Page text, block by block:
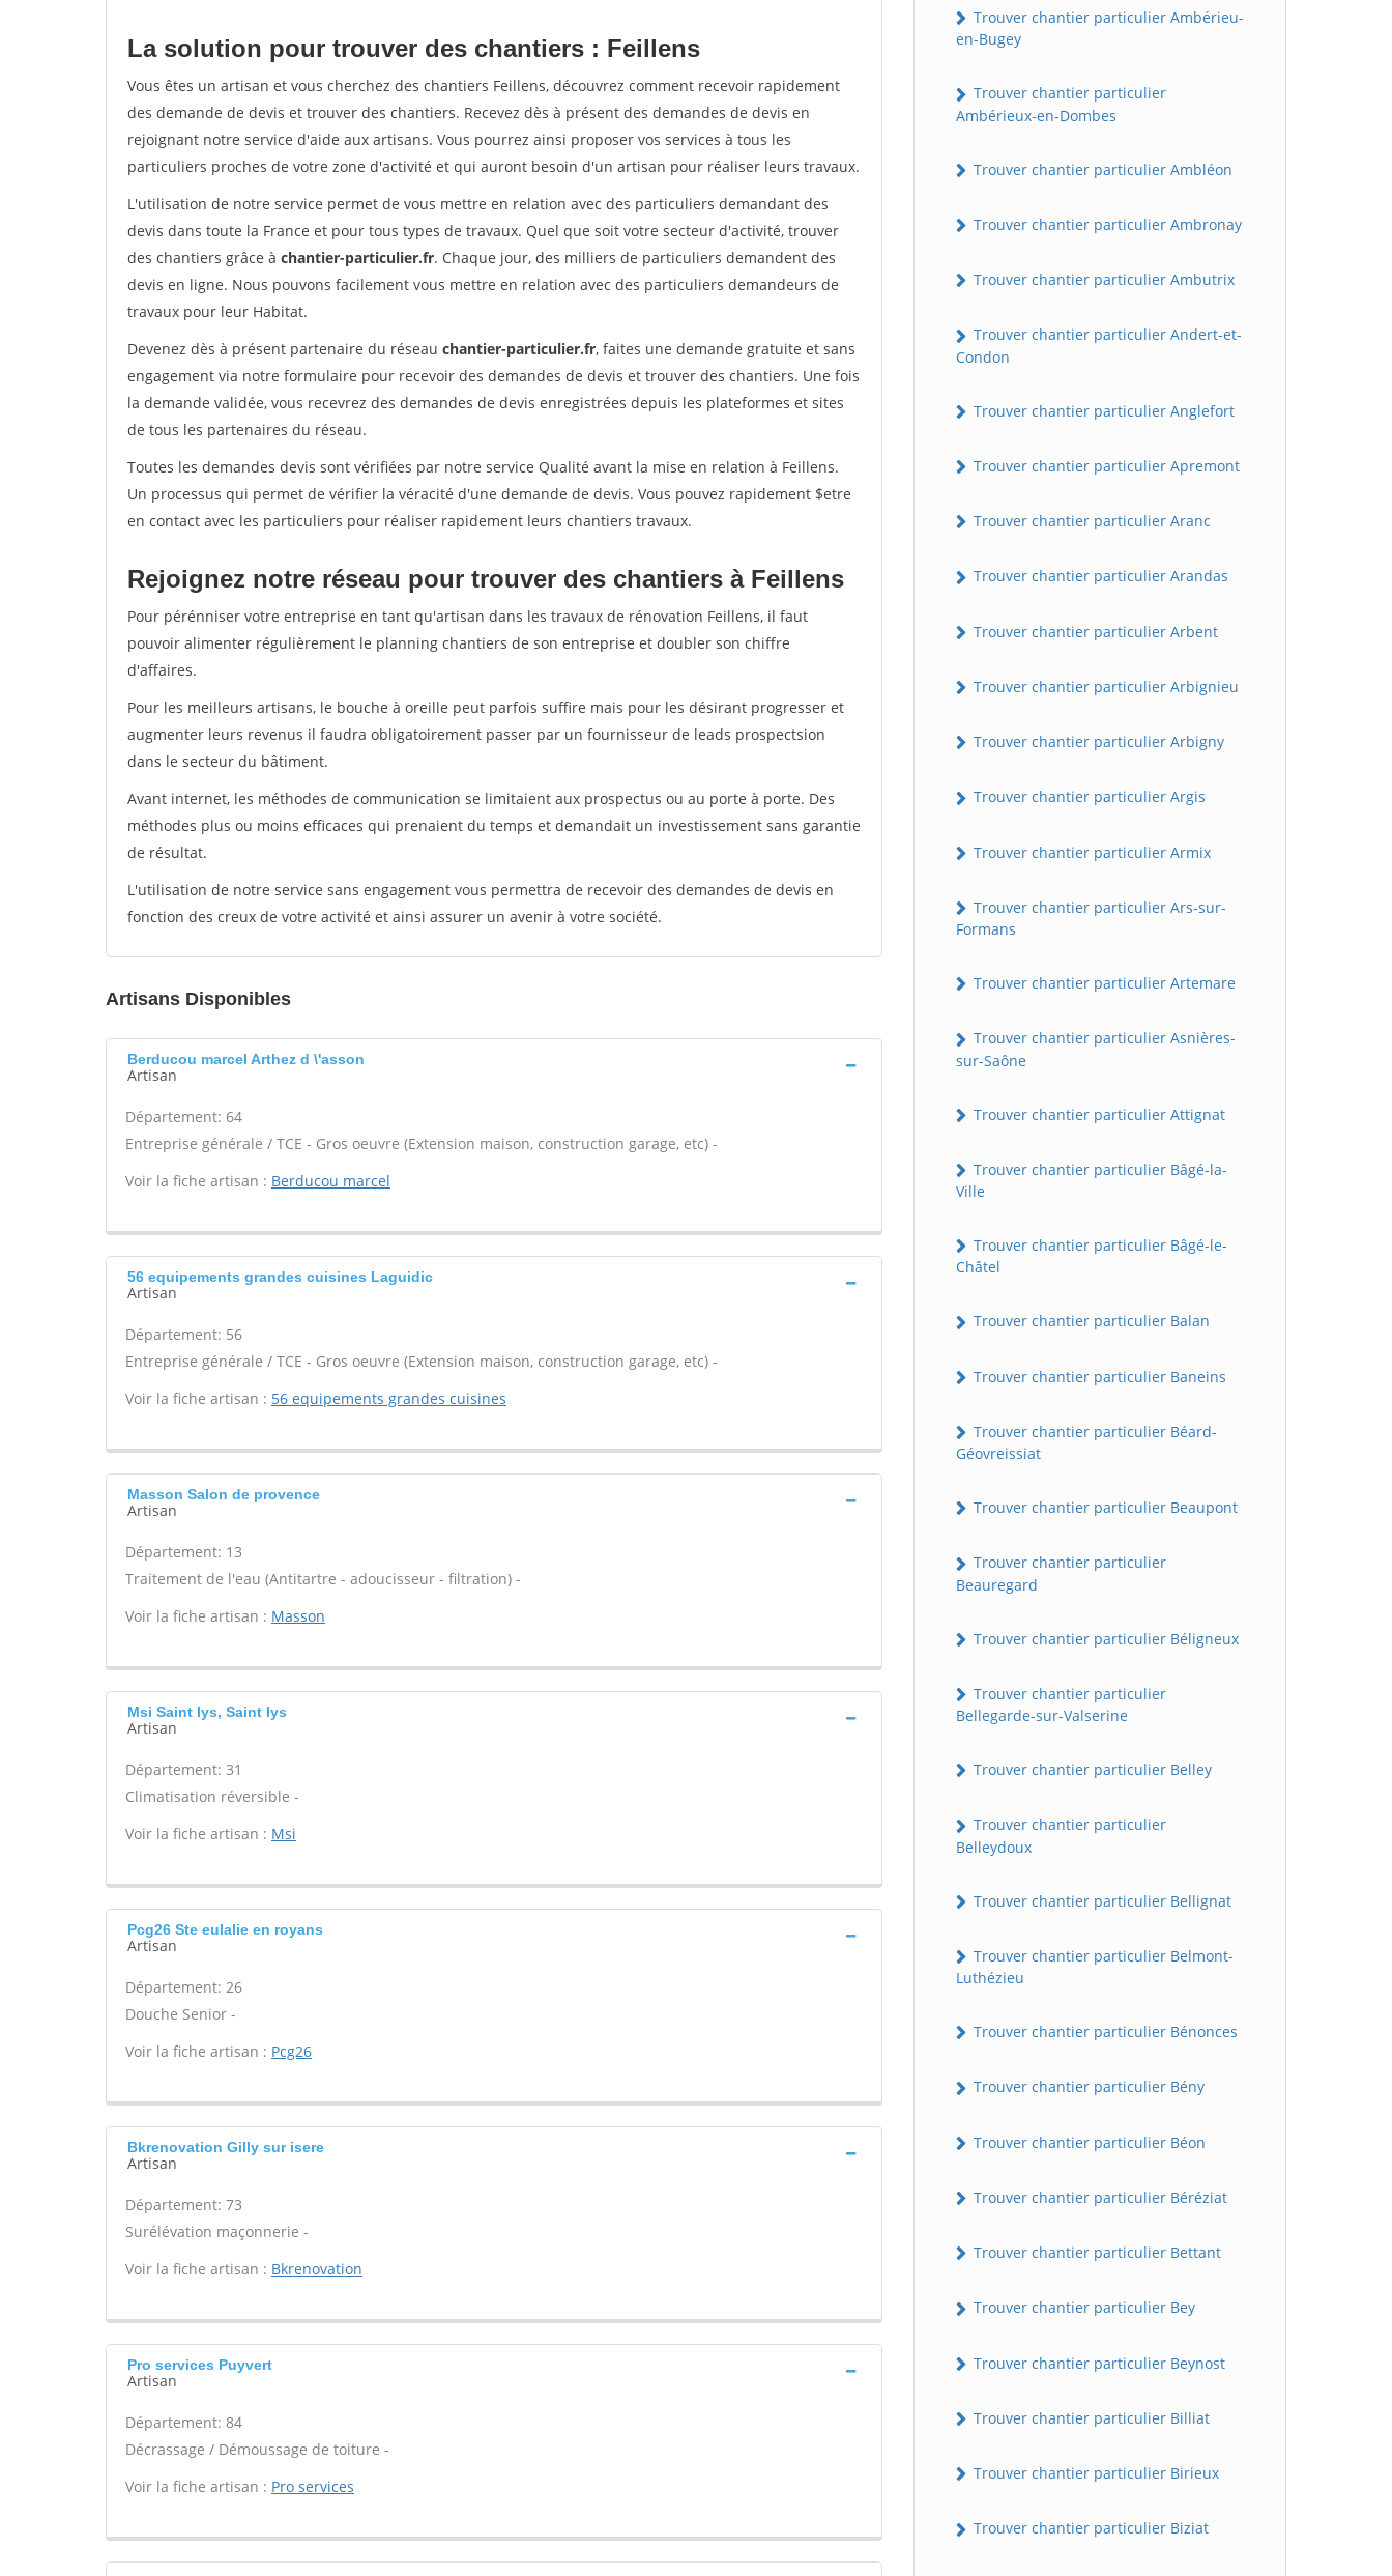
La solution pour trouver des chantiers : Feillens
Vous êtes un artisan et vous cherchez des chantiers Feillens, découvrez comment recevoir rapidement
des demande de devis et trouver des chantiers. Recevez dès à présent des demandes de devis en
rejoignant notre service d'aide aux artisans. Vous pourrez ainsi proposer vos services à tous les
particuliers proches de votre zone d'activité et qui auront besoin d'un artisan pour réaliser leurs travaux.
L'utilisation de notre service permet de vous mettre en relation avec des particuliers demandant des
devis dans toute la France et pour tous types de travaux. Quel que soit votre secteur d'activité, trouver
des chantiers grâce à chantier-particulier.fr. Chaque jour, des milliers de particuliers demandent des
devis en ligne. Nous pouvons facilement vous mettre en relation avec des particuliers demandeurs de
travaux pour leur Habitat.
Devenez dès à présent partenaire du réseau chantier-particulier.fr, faites une demande gratuite et sans
engagement via notre formulaire pour recevoir des demandes de devis et trouver des chantiers. Une fois
la demande validée, vous recevrez des demandes de devis enregistrées depuis les plateformes et sites
de tous les partenaires du réseau.
Toutes les demandes devis sont vérifiées par notre service Qualité avant la mise en relation à Feillens.
Un processus qui permet de vérifier la véracité d'une demande de devis. Vous pouvez rapidement $etre
en contact avec les particuliers pour réaliser rapidement leurs chantiers travaux.
Rejoignez notre réseau pour trouver des chantiers à Feillens
Pour pérénniser votre entreprise en tant qu'artisan dans les travaux de rénovation Feillens, il faut
pouvoir alimenter régulièrement le planning chantiers de son entreprise et doubler son chiffre
d'affaires.
Pour les meilleurs artisans, le bouche à oreille peut parfois suffire mais pour les désirant progresser et
augmenter leurs revenus il faudra obligatoirement passer par un fournisseur de leads prospectsion
dans le secteur du bâtiment.
Avant internet, les méthodes de communication se limitaient aux prospectus ou au porte à porte. Des
méthodes plus ou moins efficaces qui prenaient du temps et demandait un investissement sans garantie
de résultat.
L'utilisation de notre service sans engagement vous permettra de recevoir des demandes de devis en
fonction des creux de votre activité et ainsi assurer un avenir à votre société.
Artisans Disponibles
Berducou marcel Arthez d \'asson
Artisan
Département: 64
Entreprise générale / TCE - Gros oeuvre (Extension maison, construction garage, etc) -
Voir la fiche artisan : Berducou marcel
56 equipements grandes cuisines Laguidic
Artisan
Département: 56
Entreprise générale / TCE - Gros oeuvre (Extension maison, construction garage, etc) -
Voir la fiche artisan : 56 equipements grandes cuisines
Masson Salon de provence
Artisan
Département: 13
Traitement de l'eau (Antitartre - adoucisseur - filtration) -
Voir la fiche artisan : Masson
Msi Saint lys, Saint lys
Artisan
Département: 31
Climatisation réversible -
Voir la fiche artisan : Msi
Pcg26 Ste eulalie en royans
Artisan
Département: 26
Douche Senior -
Voir la fiche artisan : Pcg26
Bkrenovation Gilly sur isere
Artisan
Département: 73
Surélévation maçonnerie -
Voir la fiche artisan : Bkrenovation
Pro services Puyvert
Artisan
Département: 84
Décrassage / Démoussage de toiture -
Voir la fiche artisan : Pro services
Trouver chantier particulier Ambérieu-
en-Bugey
Trouver chantier particulier
Ambérieux-en-Dombes
Trouver chantier particulier Ambléon
Trouver chantier particulier Ambronay
Trouver chantier particulier Ambutrix
Trouver chantier particulier Andert-et-
Condon
Trouver chantier particulier Anglefort
Trouver chantier particulier Apremont
Trouver chantier particulier Aranc
Trouver chantier particulier Arandas
Trouver chantier particulier Arbent
Trouver chantier particulier Arbignieu
Trouver chantier particulier Arbigny
Trouver chantier particulier Argis
Trouver chantier particulier Armix
Trouver chantier particulier Ars-sur-
Formans
Trouver chantier particulier Artemare
Trouver chantier particulier Asnières-
sur-Saône
Trouver chantier particulier Attignat
Trouver chantier particulier Bâgé-la-
Ville
Trouver chantier particulier Bâgé-le-
Châtel
Trouver chantier particulier Balan
Trouver chantier particulier Baneins
Trouver chantier particulier Béard-
Géovreissiat
Trouver chantier particulier Beaupont
Trouver chantier particulier
Beauregard
Trouver chantier particulier Béligneux
Trouver chantier particulier
Bellegarde-sur-Valserine
Trouver chantier particulier Belley
Trouver chantier particulier
Belleydoux
Trouver chantier particulier Bellignat
Trouver chantier particulier Belmont-
Luthézieu
Trouver chantier particulier Bénonces
Trouver chantier particulier Bény
Trouver chantier particulier Béon
Trouver chantier particulier Béréziat
Trouver chantier particulier Bettant
Trouver chantier particulier Bey
Trouver chantier particulier Beynost
Trouver chantier particulier Billiat
Trouver chantier particulier Birieux
Trouver chantier particulier Biziat